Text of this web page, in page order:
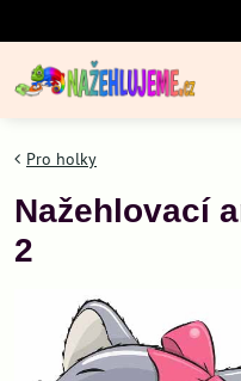
Pro holky
Nažehlovací
2